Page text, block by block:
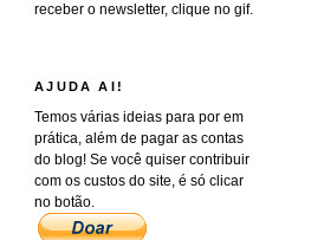
receber o newsletter, clique no gif.
AJUDA AI!
Temos várias ideias para por em
prática, além de pagar as contas
do blog! Se você quiser contribuir
com os custos do site, é só clicar
no botão.